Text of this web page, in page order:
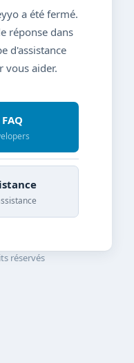
a été fermé.
réponse dans
d'assistance
vous aider.
réservés